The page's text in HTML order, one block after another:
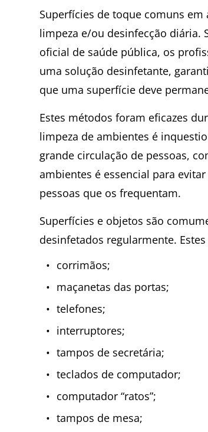
Superfícies de toque comuns
limpeza e/ou desinfecção diária.
oficial de saúde pública, os
uma solução desinfetante,
que uma superfície deve
Estes métodos foram eficazes
limpeza de ambientes é
grande circulação de pessoas,
ambientes é essencial para
pessoas que os frequentam.
Superfícies e objetos são
desinfetados regularmente.
corrimãos;
maçanetas das portas;
telefones;
interruptores;
tampos de secretária;
teclados de computador;
computador “ratos”;
tampos de mesa;